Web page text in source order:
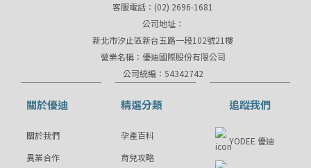
客服電話：(02) 2696-1681
公司地址：
新北市汐止區新台五路一段102號21樓
營業名稱：優迪國際股份有限公司
公司統編：54342742
關於優迪
關於我們
異業合作
精選分類
孕產百科
育兒攻略
追蹤我們
YODEE 優迪